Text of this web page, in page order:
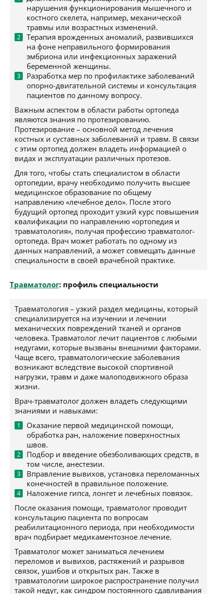
нарушения функционирования мышечного и
костного скелета, например, механической
травмы или возрастных изменений.
Терапия врожденных аномалий, развившихся
на фоне неправильного формирования
эмбриона или инфекционных заражений
беременной женщины.
Разработка мер по профилактике заболеваний
опорно-двигательной системы и консультация
пациентов по данному вопросу.
Важным аспектом в области работы ортопеда
являются знания по протезированию.
Протезирование – основной метод лечения
костных и суставных заболеваний и травм. В связи
с этим ортопед должен владеть информацией о
видах и эксплуатации различных протезов.
Для того, чтобы стать специалистом в области
ортопедии, врачу необходимо получить высшее
медицинское образование по общему
направлению «лечебное дело». После этого
будущий ортопед проходит узкий курс повышения
квалификации по направлению «ортопедия и
травматология», получая профессию травматолог-
ортопеда. Врач может работать по одному из
данных направлений, а может совмещать данные
специальности в своей врачебной практике.
Травматолог: профиль специальности
Травматология – узкий раздел медицины, который
специализируется на изучении и лечении
механических повреждений тканей и органов
человека. Травматолог лечит пациентов с любыми
недугами, которые вызваны внешними факторами.
Чаще всего, травматологические заболевания
возникают вследствие высокой спортивной
нагрузки, травм и даже малоподвижного образа
жизни.
Врач-травматолог должен владеть следующими
знаниями и навыками:
Оказание первой медицинской помощи,
обработка ран, наложение поверхностных
швов.
Подбор и введение обезболивающих средств, в
том числе, анестезии.
Вправление вывихов, установка переломанных
конечностей в правильное положение.
Наложение гипса, лонгет и лечебных повязок.
После оказания помощи, травматолог проводит
консультацию пациента по вопросам
реабилитационного периода, при необходимости
врач подбирает медикаментозное лечение.
Травматолог может заниматься лечением
переломов и вывихов, растяжений и разрывов
связок, ушибов и открытых ран. Также в
травматологии широкое распространение получил
такой недуг, как синдром постоянного сдавливания